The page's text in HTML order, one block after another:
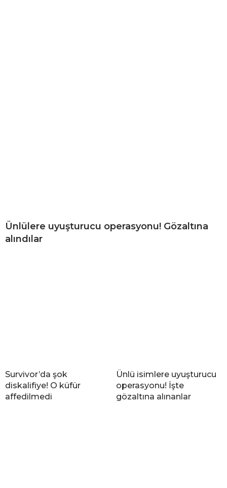
Ünlülere uyuşturucu operasyonu! Gözaltına
alındılar
Survivor’da şok
diskalifiye! O küfür
affedilmedi
Ünlü isimlere uyuşturucu
operasyonu! İşte
gözaltına alınanlar